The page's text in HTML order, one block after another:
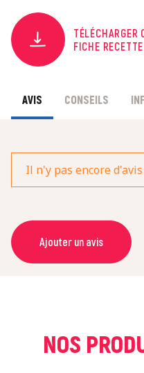
TÉLÉCHARGER
FICHE
AVIS CONSEILS
Il n'y pas encore
Ajouter un avis
NOM *
NOS